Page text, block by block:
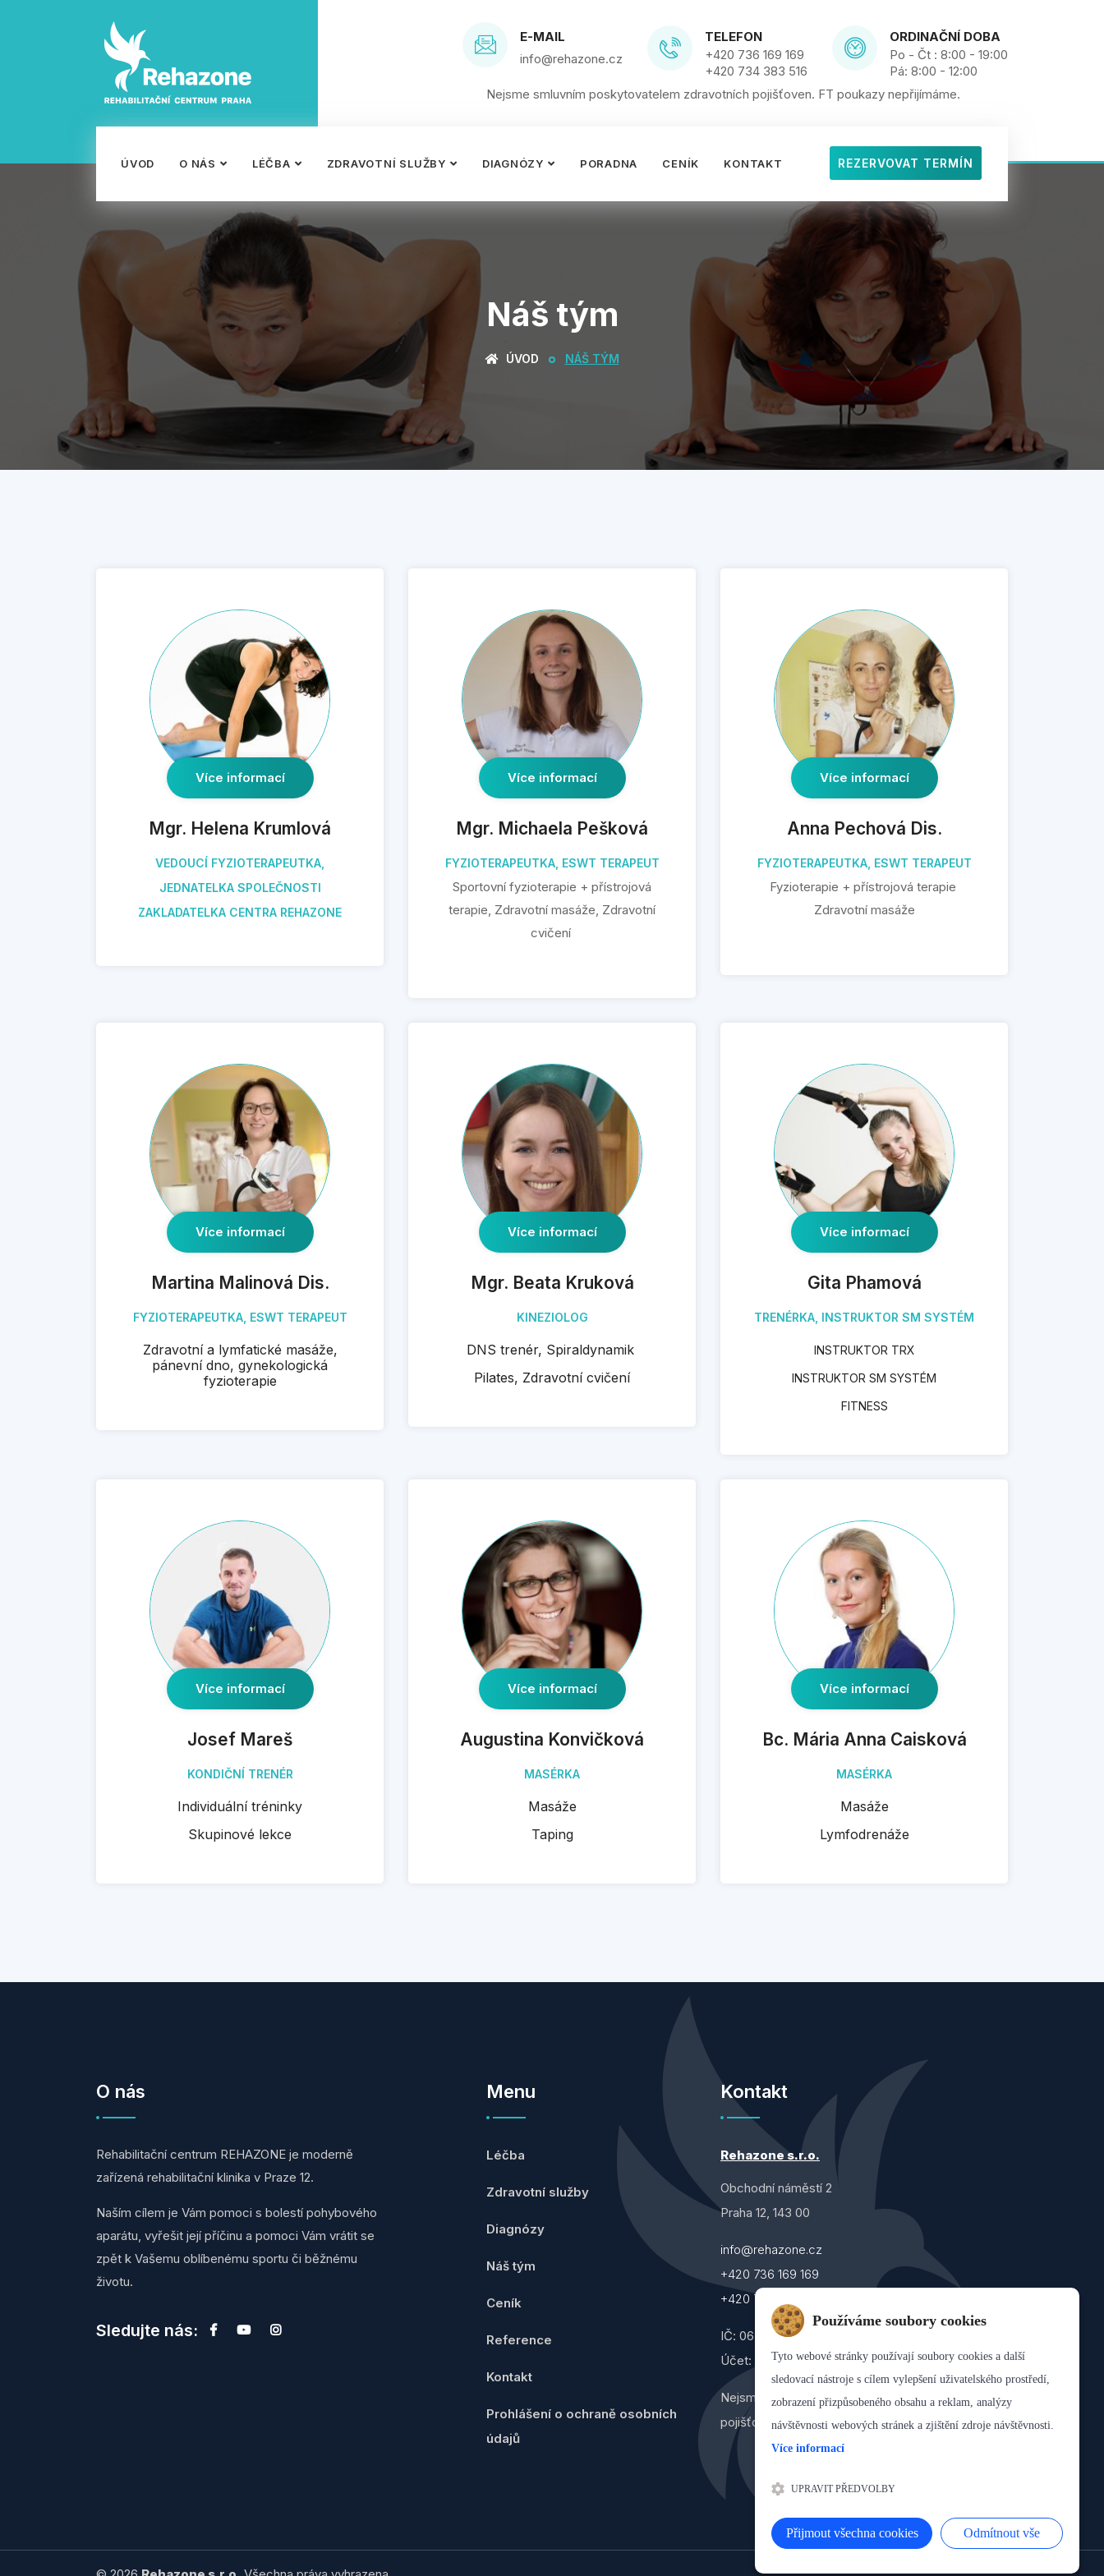
E-MAIL
info@rehazone.cz
TELEFON
+420 736 169 169
+420 734 383 516
ORDINAČNÍ DOBA
Po - Čt : 8:00 - 19:00
Pá: 8:00 - 12:00
Nejsme smluvním poskytovatelem zdravotních pojišťoven. FT poukazy nepřijímáme.
REZERVOVAT TERMÍN
ÚVOD O NÁS LÉČBA ZDRAVOTNÍ SLUŽBY DIAGNÓZY PORADNA CENÍK KONTAKT
Náš tým
ÚVOD NÁŠ TÝM
Více informací
Mgr. Helena Krumlová
VEDOUCÍ FYZIOTERAPEUTKA,
JEDNATELKA SPOLEČNOSTI
ZAKLADATELKA CENTRA REHAZONE
Více informací
Mgr. Michaela Pešková
FYZIOTERAPEUTKA, ESWT TERAPEUT
Sportovní fyzioterapie + přístrojová
terapie, Zdravotní masáže, Zdravotní
cvičení
Více informací
Anna Pechová Dis.
FYZIOTERAPEUTKA, ESWT TERAPEUT
Fyzioterapie + přístrojová terapie
Zdravotní masáže
Více informací
Martina Malinová Dis.
FYZIOTERAPEUTKA, ESWT TERAPEUT
Zdravotní a lymfatické masáže,
pánevní dno, gynekologická
fyzioterapie
Více informací
Mgr. Beata Kruková
KINEZIOLOG
DNS trenér, Spiraldynamik
Pilates, Zdravotní cvičení
Více informací
Gita Phamová
TRENÉRKA, INSTRUKTOR SM SYSTÉM
INSTRUKTOR TRX
INSTRUKTOR SM SYSTÉM
FITNESS
Více informací
Josef Mareš
KONDIČNÍ TRENÉR
Individuální tréninky
Skupinové lekce
Více informací
Augustina Konvičková
MASÉRKA
Masáže
Taping
Více informací
Bc. Mária Anna Caisková
MASÉRKA
Masáže
Lymfodrenáže
O nás
Rehabilitační centrum REHAZONE je moderně
zařízená rehabilitační klinika v Praze 12.
Naším cílem je Vám pomoci s bolestí pohybového
aparátu, vyřešit její příčinu a pomoci Vám vrátit se
zpět k Vašemu oblíbenému sportu či běžnému
životu.
Sledujte nás:
Menu
Léčba
Zdravotní služby
Diagnózy
Náš tým
Ceník
Reference
Kontakt
Prohlášení o ochraně osobních
údajů
Kontakt
Rehazone s.r.o.
Obchodní náměstí 2
Praha 12, 143 00
info@rehazone.cz
+420 736 169 169
+420 734 383 516
IČ: 06355790
Účet: 183414002/5500
Nejsme smluvním poskytovatelem zdravotních
pojišťoven. FT poukazy nepřijímáme.
Používáme soubory cookies
Tyto webové stránky používají soubory cookies a další
sledovací nástroje s cílem vylepšení uživatelského prostředí,
zobrazení přizpůsobeného obsahu a reklam, analýzy
návštěvnosti webových stránek a zjištění zdroje návštěvnosti.
Více informací
UPRAVIT PŘEDVOLBY
Přijmout všechna cookies Odmítnout vše